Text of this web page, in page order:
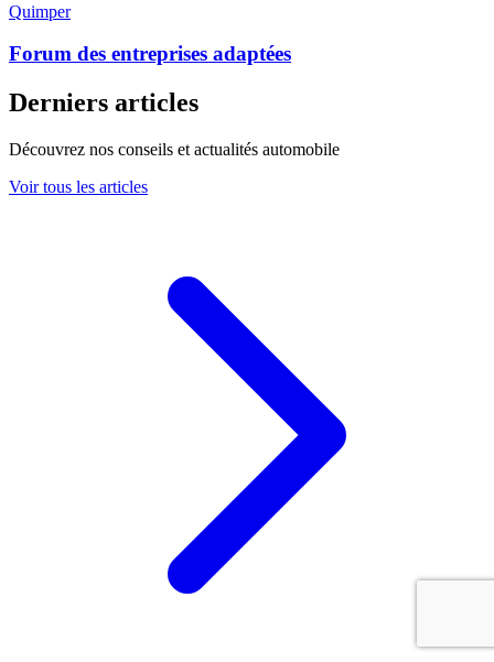
Quimper
Forum des entreprises adaptées
Derniers articles
Découvrez nos conseils et actualités automobile
Voir tous les articles